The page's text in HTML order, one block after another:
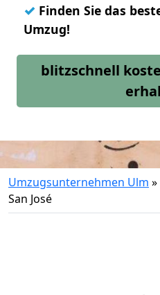
✓ Finden Sie das
Umzug!
blitzschnell
Umzugsunternehmen Ulm »
San José